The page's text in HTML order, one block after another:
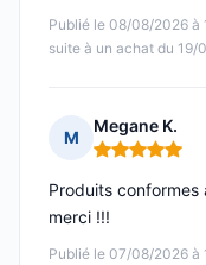
Publié le 08/08/2026 à
suite à un achat du 19/
M
Megane K.
Note : 5 sur 5
Publié le 07/08/2026 à
Produits
merci !!!